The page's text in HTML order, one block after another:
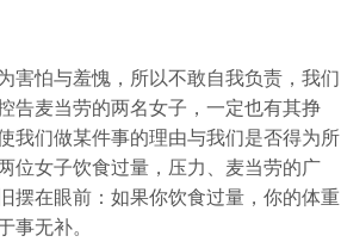
害怕与羞愧，所以不敢自我负责，我们
告麦当劳的两名女子，一定也有其挣
我们做某件事的理由与我们是否得为所
位女子饮食过量，压力、麦当劳的广
摆在眼前：如果你饮食过量，你的体重
事无补。